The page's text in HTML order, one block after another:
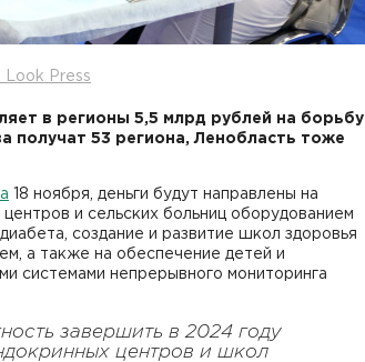
Look Press
в регионы 5,5 млрд рублей на борьбу
получат 53 региона, Ленобласть тоже
18 ноября, деньги будут направлены на
и сельских больниц оборудованием
создание и развитие школ здоровья
а также на обеспечение детей и
системами непрерывного мониторинга
завершить в 2024 году
центров и школ